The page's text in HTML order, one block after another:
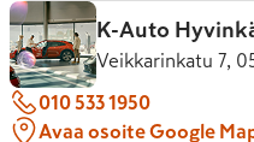
K-Auto
Veikkarinkatu 7,
010 533 1950
Avaa osoite Google